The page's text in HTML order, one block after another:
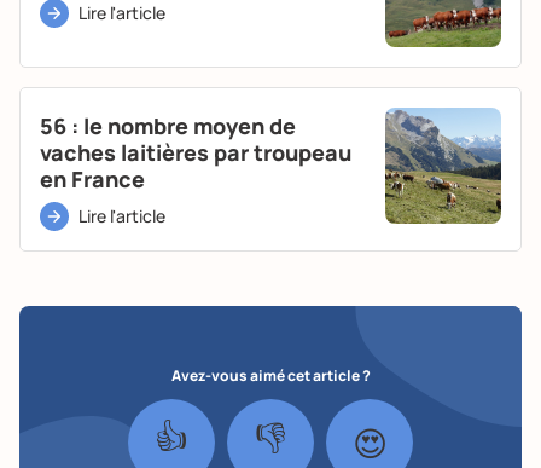
Lire l'article
56 : le nombre moyen de
vaches laitières par troupeau
en France
Lire l'article
Avez-vous aimé cet article ?
👍 👎 😍